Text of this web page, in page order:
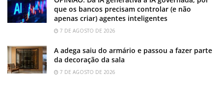
que os bancos precisam controlar (e não
apenas criar) agentes inteligentes
7 DE AGOSTO DE 2026
A adega saiu do armário e passou a fazer parte
da decoração da sala
7 DE AGOSTO DE 2026